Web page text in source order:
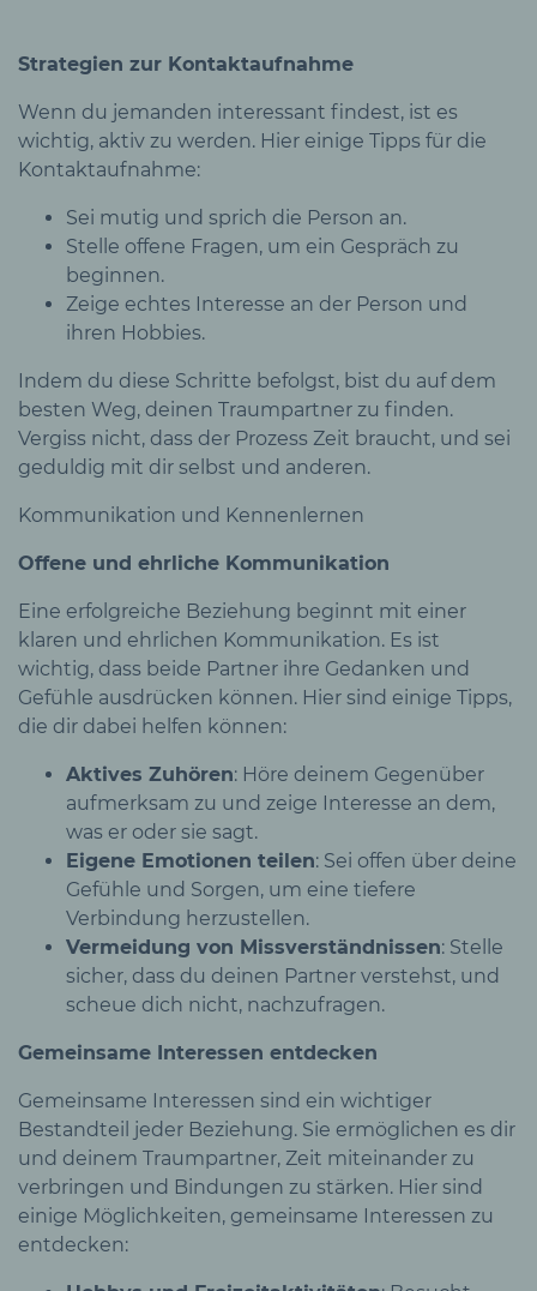
Strategien zur Kontaktaufnahme
Wenn du jemanden interessant findest, ist es
wichtig, aktiv zu werden. Hier einige Tipps für die
Kontaktaufnahme:
Sei mutig und sprich die Person an.
Stelle offene Fragen, um ein Gespräch zu
beginnen.
Zeige echtes Interesse an der Person und
ihren Hobbies.
Indem du diese Schritte befolgst, bist du auf dem
besten Weg, deinen Traumpartner zu finden.
Vergiss nicht, dass der Prozess Zeit braucht, und sei
geduldig mit dir selbst und anderen.
Kommunikation und Kennenlernen
Offene und ehrliche Kommunikation
Eine erfolgreiche Beziehung beginnt mit einer
klaren und ehrlichen Kommunikation. Es ist
wichtig, dass beide Partner ihre Gedanken und
Gefühle ausdrücken können. Hier sind einige Tipps,
die dir dabei helfen können:
Aktives Zuhören: Höre deinem Gegenüber
aufmerksam zu und zeige Interesse an dem,
was er oder sie sagt.
Eigene Emotionen teilen: Sei offen über deine
Gefühle und Sorgen, um eine tiefere
Verbindung herzustellen.
Vermeidung von Missverständnissen: Stelle
sicher, dass du deinen Partner verstehst, und
scheue dich nicht, nachzufragen.
Gemeinsame Interessen entdecken
Gemeinsame Interessen sind ein wichtiger
Bestandteil jeder Beziehung. Sie ermöglichen es dir
und deinem Traumpartner, Zeit miteinander zu
verbringen und Bindungen zu stärken. Hier sind
einige Möglichkeiten, gemeinsame Interessen zu
entdecken: